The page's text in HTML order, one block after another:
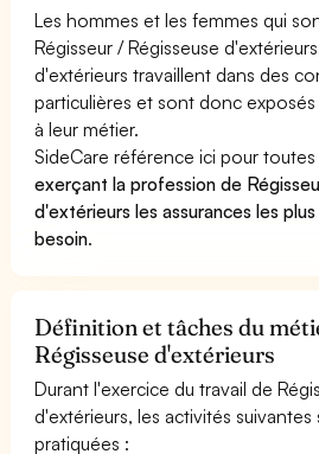
Les hommes et les femmes qui
Régisseur / Régisseuse
d'extérieurs travaillent dans des
particulières et sont donc
à leur métier.
SideCare référence ici pour
exerçant la profession de
d'extérieurs les assurances les
besoin.
Définition et tâches du
Régisseuse d'extérieurs
Durant l'exercice du travail de
d'extérieurs, les activités
pratiquées :